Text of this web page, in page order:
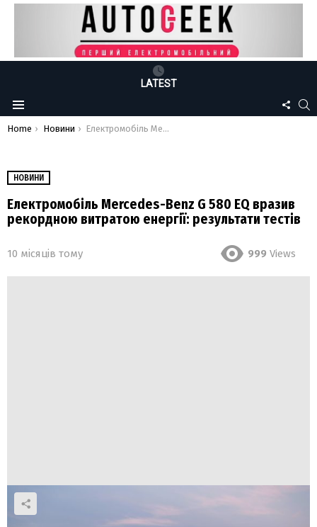
LATEST
Menu
US
You are here:
Home Новини Електромобіль Mercedes-Benz G 580 EQ вразив рекордною витратою енергії: результати тестів
НОВИНИ
Електромобіль Mercedes-Benz G 580 EQ вразив
рекордною витратою енергії: результати тестів
10 місяців тому 999 Views